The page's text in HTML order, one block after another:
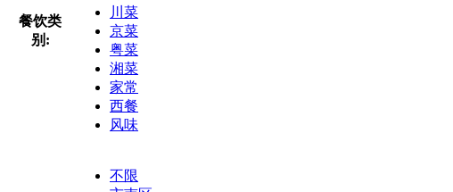
餐饮类
别:
川菜
京菜
粤菜
湘菜
家常
西餐
风味
不限